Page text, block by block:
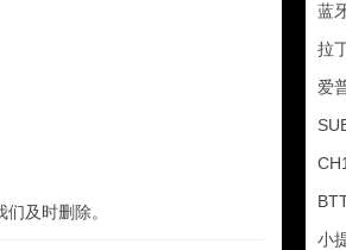
及时删除。
蓝
拉
小